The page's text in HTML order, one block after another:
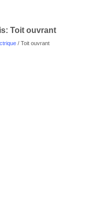
Toit ouvrant
/ Toit ouvrant